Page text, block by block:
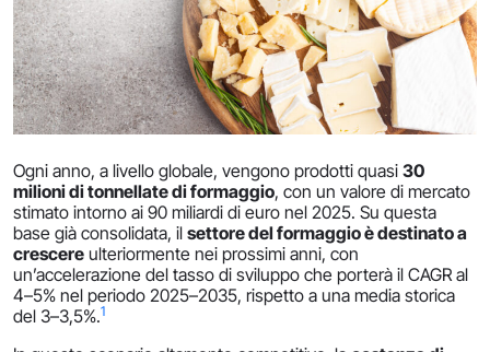
Ogni anno, a livello globale, vengono prodotti quasi 30
milioni di tonnellate di formaggio, con un valore di mercato
stimato intorno ai 90 miliardi di euro nel 2025. Su questa
base già consolidata, il settore del formaggio è destinato a
crescere ulteriormente nei prossimi anni, con
un’accelerazione del tasso di sviluppo che porterà il CAGR al
4–5% nel periodo 2025–2035, rispetto a una media storica
del 3–3,5%.1